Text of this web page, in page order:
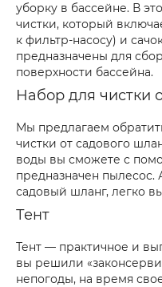
уборку в бассейне. В
чистки, который
к фильтр-насосу) и
предназначены для
поверхности бассейна.
Набор для чистки
Мы предлагаем
чистки от садового
воды вы сможете с
предназначен
садовый шланг, легко
Тент
Тент — практичное и
вы решили
непогоды, на время